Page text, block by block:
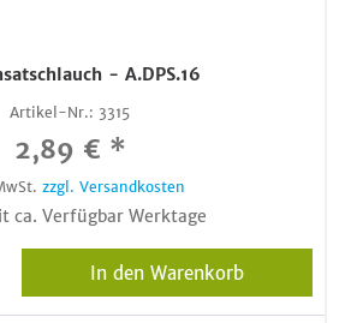
- A.DPS.16
Artikel-Nr.: 3315
2,89 € *
zzgl. Versandkosten
ca. Verfügbar Werktage
In den Warenkorb